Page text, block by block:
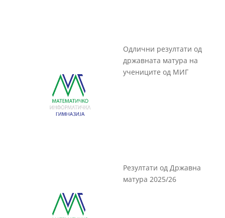
Одлични резултати од
државната матура на
учениците од МИГ
Резултати од Државна
матура 2025/26